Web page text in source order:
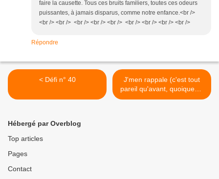
faire la causette. Tous ces bruits familiers, toutes ces odeurs
puissantes, à jamais disparus, comme notre enfance.<br />
<br /> <br /> <br /> <br /> <br /> <br /> <br /> <br /> <br />
Répondre
< Défi n° 40
J'men rappale (c'est tout
pareil qu'avant, quoique…)
>
Hébergé par Overblog
Top articles
Pages
Contact